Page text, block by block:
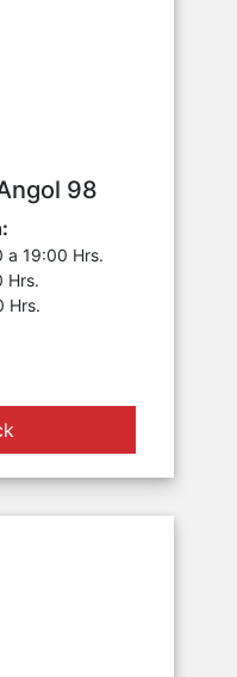
98
a 19:00 Hrs.
Hrs.
Hrs.